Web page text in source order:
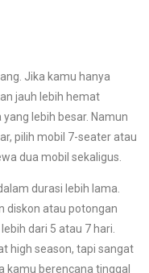
Jika kamu hanya
jauh lebih hemat
lebih besar. Namun
pilih mobil 7-seater atau
dua mobil sekaligus.
durasi lebih lama.
diskon atau potongan
dari 5 atau 7 hari.
high season, tapi sangat
kamu berencana tinggal